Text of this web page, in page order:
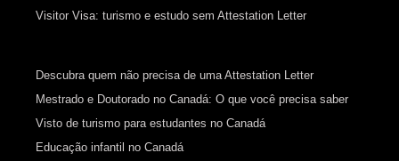
Visitor Visa: turismo e estudo sem Attestation Letter
Descubra quem não precisa de uma Attestation Letter
Mestrado e Doutorado no Canadá: O que você precisa saber
Visto de turismo para estudantes no Canadá
Educação infantil no Canadá